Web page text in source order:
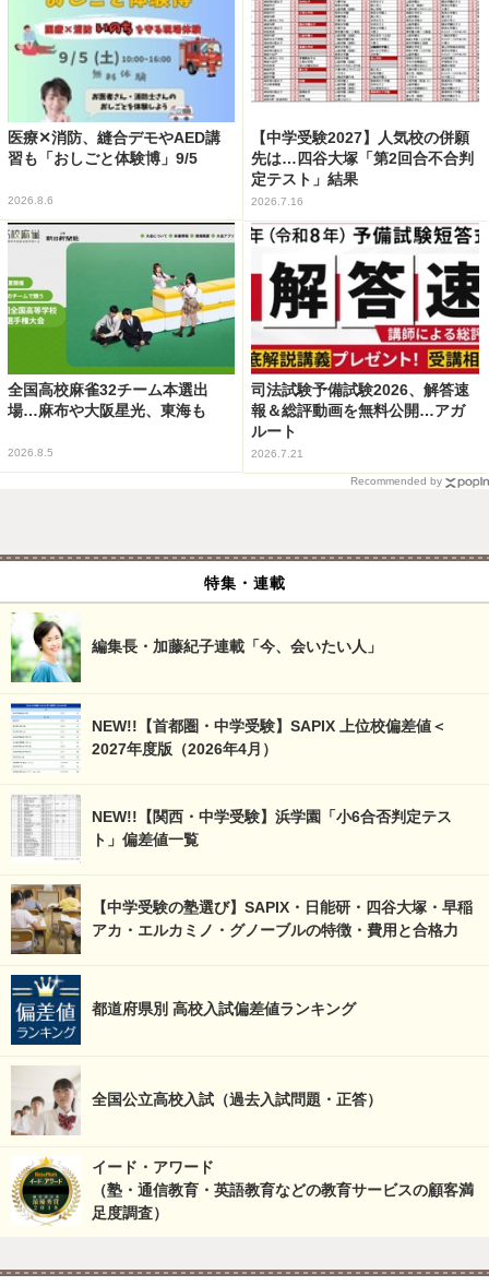
医療✕消防、縫合デモやAED講
習も「おしごと体験博」9/5
2026.8.6
【中学受験2027】人気校の併願
先は…四谷大塚「第2回合不合判
定テスト」結果
2026.7.16
全国高校麻雀32チーム本選出
場…麻布や大阪星光、東海も
2026.8.5
司法試験予備試験2026、解答速
報＆総評動画を無料公開…アガ
ルート
2026.7.21
Recommended by
特集・連載
編集長・加藤紀子連載「今、会いたい人」
NEW!!【首都圏・中学受験】SAPIX 上位校偏差値＜
2027年度版（2026年4月）
NEW!!【関西・中学受験】浜学園「小6合否判定テス
ト」偏差値一覧
【中学受験の塾選び】SAPIX・日能研・四谷大塚・早稲
アカ・エルカミノ・グノーブルの特徴・費用と合格力
都道府県別 高校入試偏差値ランキング
全国公立高校入試（過去入試問題・正答）
イード・アワード
（塾・通信教育・英語教育などの教育サービスの顧客満
足度調査）